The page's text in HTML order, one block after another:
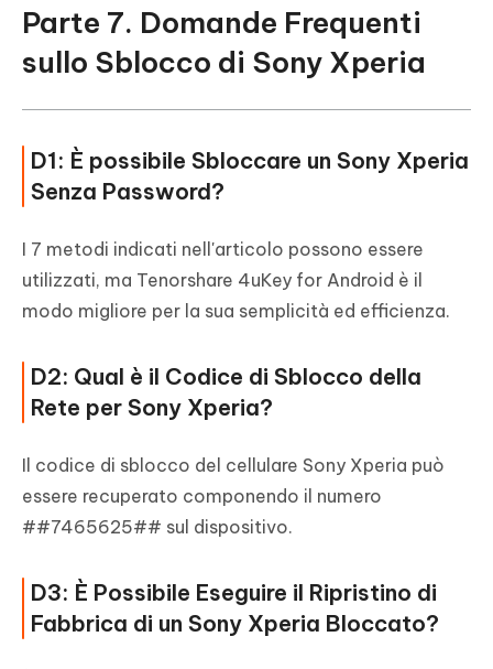
Parte 7. Domande Frequenti
sullo Sblocco di Sony Xperia
D1: È possibile Sbloccare un Sony Xperia
Senza Password?
I 7 metodi indicati nell'articolo possono essere
utilizzati, ma Tenorshare 4uKey for Android è il
modo migliore per la sua semplicità ed efficienza.
D2: Qual è il Codice di Sblocco della
Rete per Sony Xperia?
Il codice di sblocco del cellulare Sony Xperia può
essere recuperato componendo il numero
##7465625## sul dispositivo.
D3: È Possibile Eseguire il Ripristino di
Fabbrica di un Sony Xperia Bloccato?